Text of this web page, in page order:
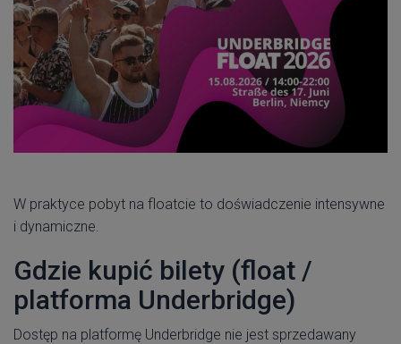
W praktyce pobyt na floatcie to doświadczenie intensywne
i dynamiczne.
Gdzie kupić bilety (float /
platforma Underbridge)
Dostęp na platformę Underbridge nie jest sprzedawany